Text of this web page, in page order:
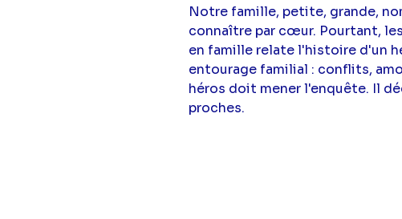
Notre famille, petite, grande,
connaître par cœur. Pourtant,
en famille relate l'histoire d'un
entourage familial : conflits,
héros doit mener l'enquête. Il
proches.